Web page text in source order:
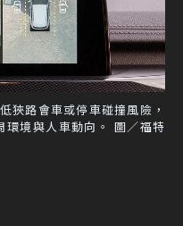
狹路會車或停車碰撞風險，
環境與人車動向。 圖／福特